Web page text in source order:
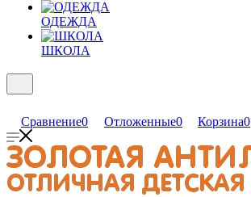
ОДЕЖДА
ШКОЛА
Сравнение0 Отложенные0 Корзина0